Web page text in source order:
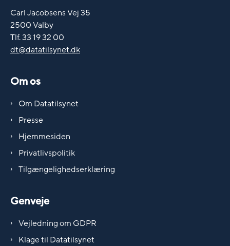
Carl Jacobsens Vej 35
2500 Valby
Tlf. 33 19 32 00
dt@datatilsynet.dk
Om os
Om Datatilsynet
Presse
Hjemmesiden
Privatlivspolitik
Tilgængelighedserklæring
Genveje
Vejledning om GDPR
Klage til Datatilsynet